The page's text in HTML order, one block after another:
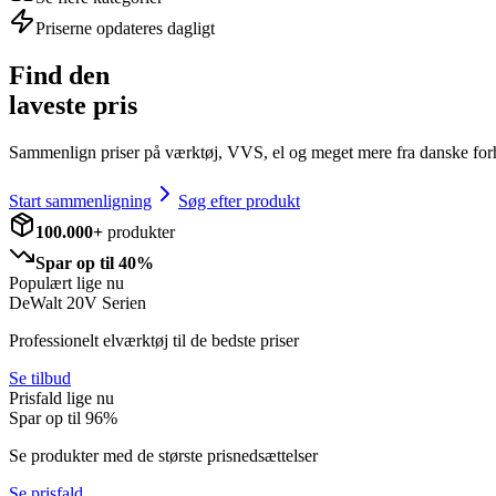
Priserne opdateres dagligt
Find den
laveste pris
Sammenlign priser på værktøj, VVS, el og meget mere fra danske
Start sammenligning
Søg efter produkt
100.000+ produkter
Spar op til 40%
Populært lige nu
DeWalt 20V Serien
Professionelt elværktøj til de bedste priser
Se tilbud
Prisfald lige nu
Spar op til 96%
Se produkter med de største prisnedsættelser